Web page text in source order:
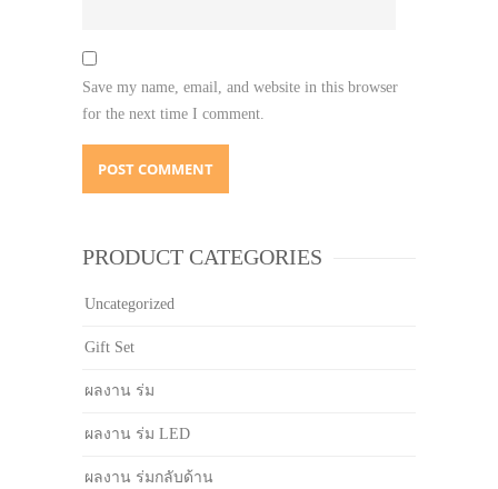
Save my name, email, and website in this browser
for the next time I comment.
PRODUCT CATEGORIES
Uncategorized
Gift Set
ผลงาน ร่ม
ผลงาน ร่ม LED
ผลงาน ร่มกลับด้าน